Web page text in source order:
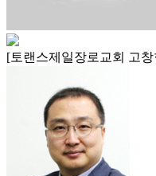
[토랜스제일장로교회 고